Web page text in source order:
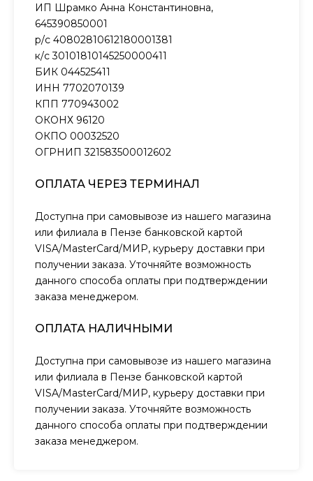
ИП Шрамко Анна Константиновна,
645390850001
р/с 40802810612180001381
к/с 30101810145250000411
БИК 044525411
ИНН 7702070139
КПП 770943002
ОКОНХ 96120
ОКПО 00032520
ОГРНИП 321583500012602
ОПЛАТА ЧЕРЕЗ ТЕРМИНАЛ
Доступна при самовывозе из нашего магазина
или филиала в Пензе банковской картой
VISA/MasterCard/МИР, курьеру доставки при
получении заказа. Уточняйте возможность
данного способа оплаты при подтверждении
заказа менеджером.
ОПЛАТА НАЛИЧНЫМИ
Доступна при самовывозе из нашего магазина
или филиала в Пензе банковской картой
VISA/MasterCard/МИР, курьеру доставки при
получении заказа. Уточняйте возможность
данного способа оплаты при подтверждении
заказа менеджером.